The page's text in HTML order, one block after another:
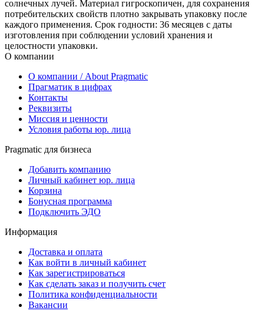
солнечных лучей. Материал гигроскопичен, для сохранения
потребительских свойств плотно закрывать упаковку после
каждого применения. Срок годности: 36 месяцев с даты
изготовления при соблюдении условий хранения и
целостности упаковки.
О компании
О компании / About Pragmatic
Прагматик в цифрах
Контакты
Реквизиты
Миссия и ценности
Условия работы юр. лица
Pragmatic для бизнеса
Добавить компанию
Личный кабинет юр. лица
Корзина
Бонусная программа
Подключить ЭДО
Информация
Доставка и оплата
Как войти в личный кабинет
Как зарегистрироваться
Как сделать заказ и получить счет
Политика конфиденциальности
Вакансии